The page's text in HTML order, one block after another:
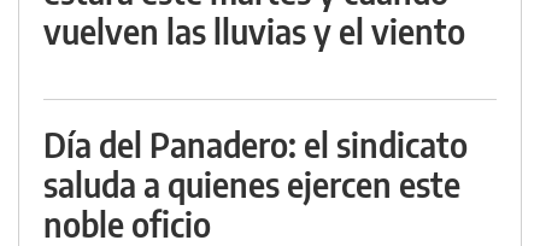
vuelven las lluvias y el viento
Día del Panadero: el sindicato
saluda a quienes ejercen este
noble oficio